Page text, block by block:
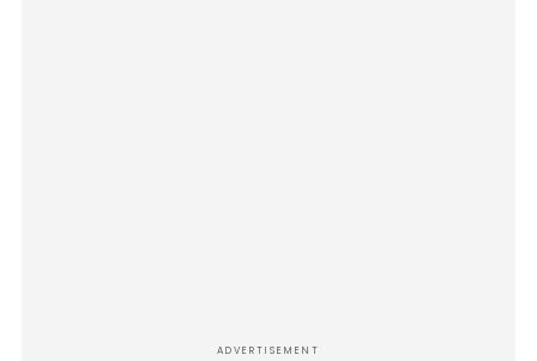
ADVERTISEMENT